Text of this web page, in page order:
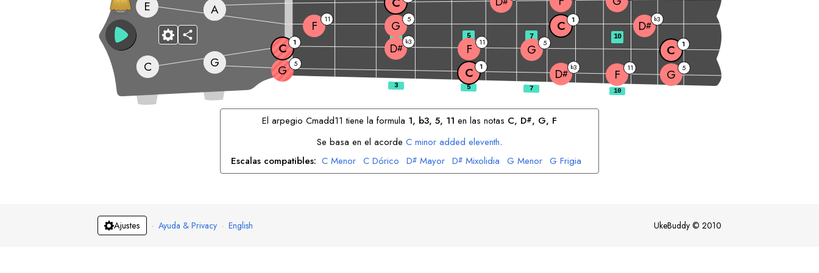
G G 5
C 1 D#
b3 F 11 G 5
C
C 1 D#
b3 F 11 G 5 C 1
E
F
11 G 5 C 1 D#
b3
A
3 5 7 10
El arpegio Cmadd11 tiene la formula 1, b3, 5, 11 en las notas C, D#, G, F
Se basa en el acorde C minor added eleventh.
Escalas compatibles: C Menor C Dórico D# Mayor D# Mixolidia G Menor G Frigia
F Menor F Dórico
Ajustes · Ayuda & Privacy · English UkeBuddy © 2010